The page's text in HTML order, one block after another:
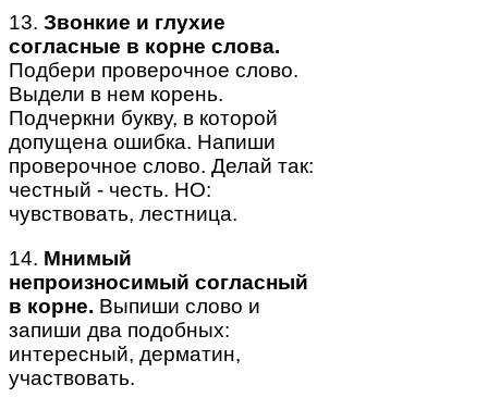
13. Звонкие и глухие
согласные в корне слова.
Подбери проверочное слово.
Выдели в нем корень.
Подчеркни букву, в которой
допущена ошибка. Напиши
проверочное слово. Делай так:
честный - честь. НО:
чувствовать, лестница.
14. Мнимый
непроизносимый согласный
в корне. Выпиши слово и
запиши два подобных:
интересный, дерматин,
участвовать.